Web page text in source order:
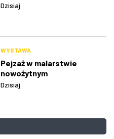
Dzisiaj
WYSTAWA
Pejzaż w malarstwie
nowożytnym
Dzisiaj